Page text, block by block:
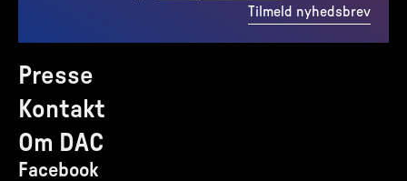
Presse
Kontakt
Om DAC
Facebook
Tilmeld nyhedsbrev